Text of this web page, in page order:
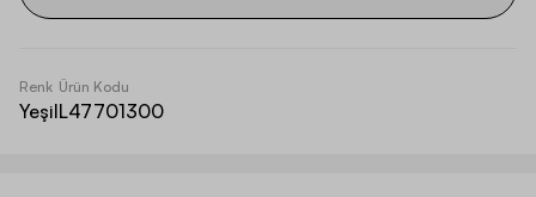
Renk
Yeşil
Ürün Kodu
L47701300